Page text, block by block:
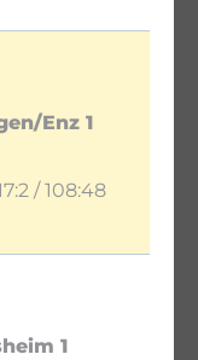
Enz 1
/ 108:48
1